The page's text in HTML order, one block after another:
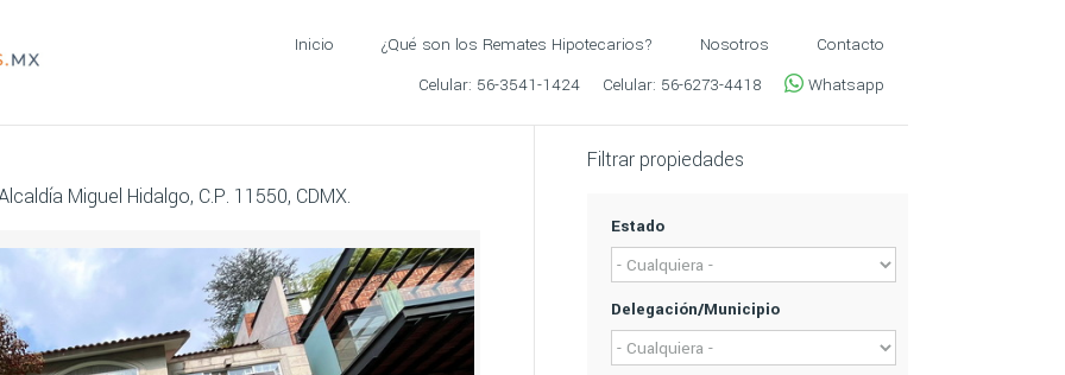
Inicio ¿Qué son los Remates Hipotecarios? Nosotros
Contacto
Celular: 56-3541-1424 Celular: 56-6273-4418 Whatsapp
Filtrar propiedades
Estado
Delegación/Municipio
Miguel Hidalgo, C.P. 11550, CDMX.